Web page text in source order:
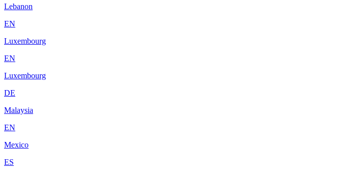
Lebanon
EN
Luxembourg
EN
Luxembourg
DE
Malaysia
EN
Mexico
ES